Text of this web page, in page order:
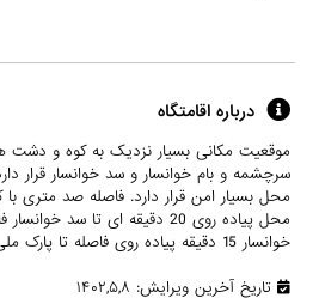
درباره اقامتگاه
موقعیت مکانی بسیار نزدیک به کوه و دشت
سرچشمه و بام خوانسار و سد خوانسار قرار
محل بسیار امن قرار دارد. فاصله صد متری
خوانسار 15 دقیقه پیاده روی فاصله تا پارک ملی سرچشمه
تاریخ آخرین ویرایش: ۱۴۰۲,۵,۸